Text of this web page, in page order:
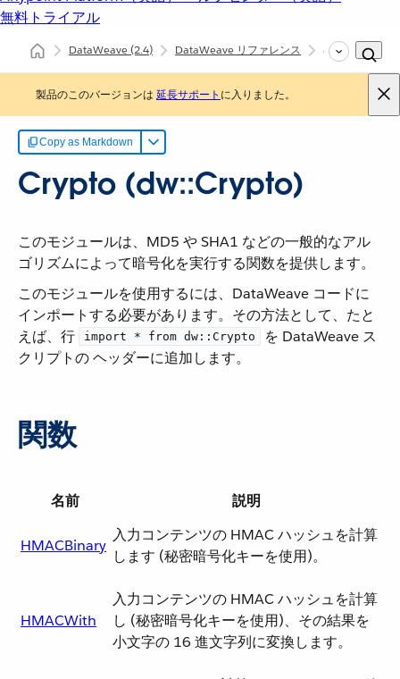
無料トライアル
DataWeave(2.4) DataWeave リファレンス dw::Crypto
製品のこのバージョンは 延長サポート に入りました。
Copy as Markdown
Crypto (dw::Crypto)
このモジュールは、MD5 や SHA1 などの一般的なアル
ゴリズムによって暗号化を実行する関数を提供します。
このモジュールを使用するには、DataWeave コードに
インポートする必要があります。その方法として、たと
えば、行 ​
import * from dw::Crypto
​ を DataWeave ス
クリプトの ヘッダーに追加します。
関数
名前 説明
HMACBinary
入力コンテンツの HMAC ハッシュを計算
します (秘密暗号化キーを使用)。
HMACWith
入力コンテンツの HMAC ハッシュを計算
し (秘密暗号化キーを使用)、その結果を
小文字の 16 進文字列に変換します。